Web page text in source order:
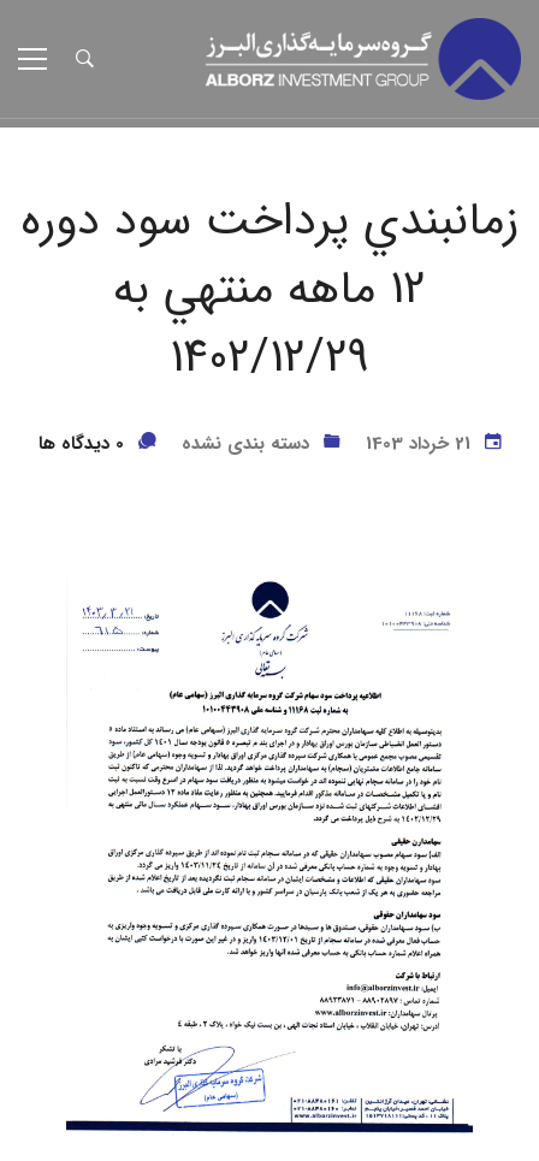
زمانبندي پرداخت سود دوره
12 ماهه منتهي به
‎1402/12/29
دسته بندی نشده 0 دیدگاه ها